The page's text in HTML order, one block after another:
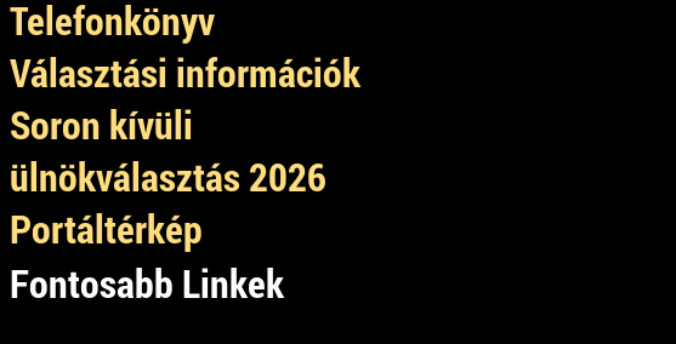
Telefonkönyv
Választási információk
Soron kívüli
ülnökválasztás 2026
Portáltérkép
Fontosabb Linkek